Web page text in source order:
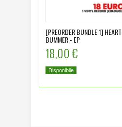
[PREORDER BUNDLE 1]
BUMMER - EP
18,00 €
Disponibile